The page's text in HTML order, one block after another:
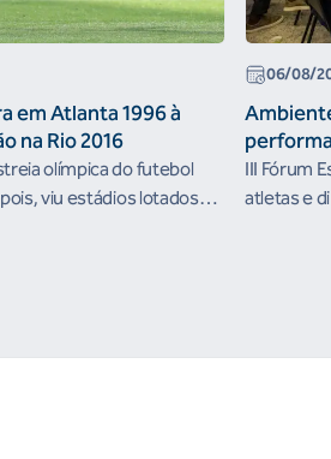
em Atlanta 1996 à
na Rio 2016
olímpica do futebol
viu estádios lotados
06/08/
III Fórum
atletas e